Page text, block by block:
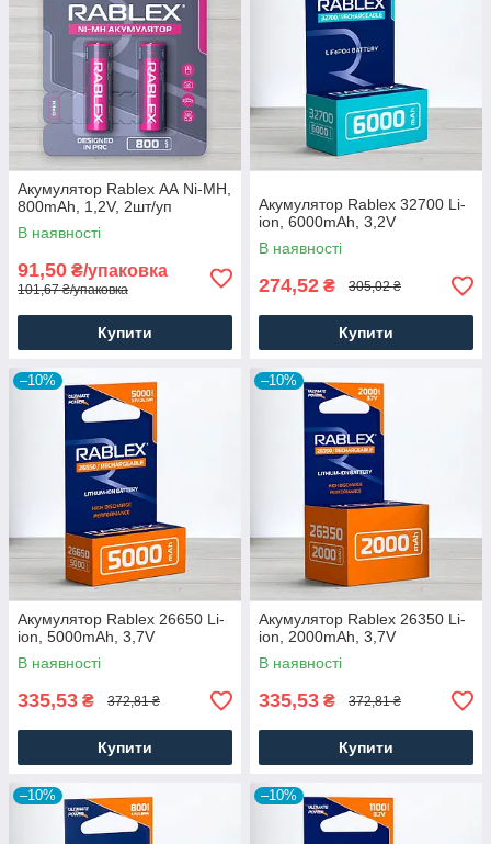
Акумулятор Rablex АА Ni-MH,
800mAh, 1,2V, 2шт/уп
В наявності
91,50 ₴/упаковка
101,67 ₴/упаковка
Купити
Акумулятор Rablex 32700 Li-
ion, 6000mAh, 3,2V
В наявності
274,52 ₴ 305,02 ₴
Купити
–10%
Акумулятор Rablex 26650 Li-
ion, 5000mAh, 3,7V
В наявності
335,53 ₴ 372,81 ₴
Купити
–10%
Акумулятор Rablex 26350 Li-
ion, 2000mAh, 3,7V
В наявності
335,53 ₴ 372,81 ₴
Купити
–10% –10%